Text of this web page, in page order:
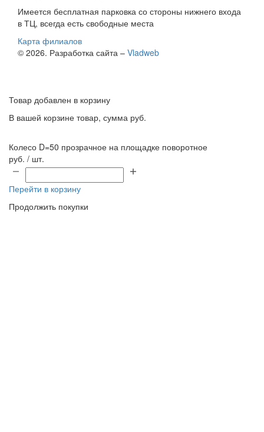
Имеется бесплатная парковка со стороны нижнего входа
в ТЦ, всегда есть свободные места
Карта филиалов
© 2026. Разработка сайта – Vladweb
Товар добавлен в корзину
В вашей корзине товар, сумма руб.
Колесо D=50 прозрачное на площадке поворотное
руб. / шт.
Перейти в корзину
Продолжить покупки